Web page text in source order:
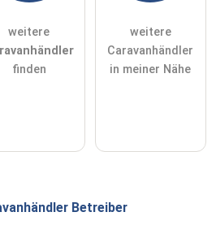
stellen
weitere
finden
weitere
Caravanhändler
in meiner Nähe
Betreiber